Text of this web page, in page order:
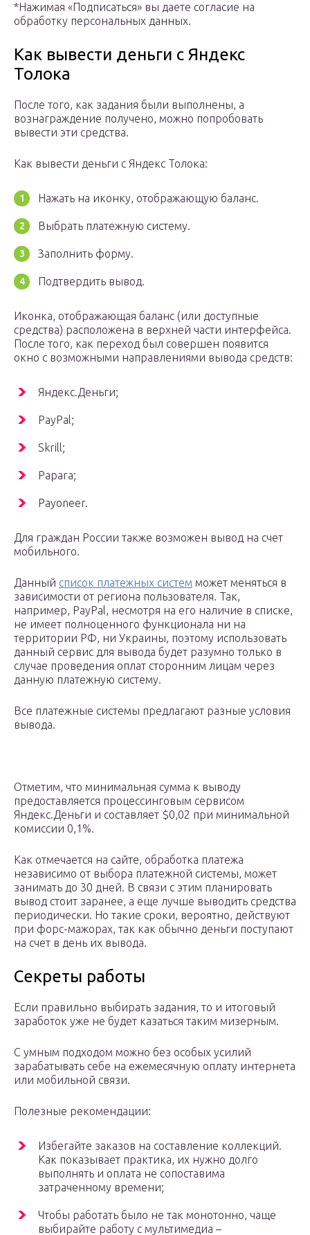
*Нажимая «Подписаться» вы даете согласие на
обработку персональных данных.
Как вывести деньги с Яндекс
Толока
После того, как задания были выполнены, а
вознаграждение получено, можно попробовать
вывести эти средства.
Как вывести деньги с Яндекс Толока:
Нажать на иконку, отображающую баланс.
Выбрать платежную систему.
Заполнить форму.
Подтвердить вывод.
Иконка, отображающая баланс (или доступные
средства) расположена в верхней части интерфейса.
После того, как переход был совершен появится
окно с возможными направлениями вывода средств:
Яндекс.Деньги;
PayPal;
Skrill;
Papara;
Payoneer.
Для граждан России также возможен вывод на счет
мобильного.
Данный список платежных систем может меняться в
зависимости от региона пользователя. Так,
например, PayPal, несмотря на его наличие в списке,
не имеет полноценного функционала ни на
территории РФ, ни Украины, поэтому использовать
данный сервис для вывода будет разумно только в
случае проведения оплат сторонним лицам через
данную платежную систему.
Все платежные системы предлагают разные условия
вывода.
Отметим, что минимальная сумма к выводу
предоставляется процессинговым сервисом
Яндекс.Деньги и составляет $0,02 при минимальной
комиссии 0,1%.
Как отмечается на сайте, обработка платежа
независимо от выбора платежной системы, может
занимать до 30 дней. В связи с этим планировать
вывод стоит заранее, а еще лучше выводить средства
периодически. Но такие сроки, вероятно, действуют
при форс-мажорах, так как обычно деньги поступают
на счет в день их вывода.
Секреты работы
Если правильно выбирать задания, то и итоговый
заработок уже не будет казаться таким мизерным.
С умным подходом можно без особых усилий
зарабатывать себе на ежемесячную оплату интернета
или мобильной связи.
Полезные рекомендации:
Избегайте заказов на составление коллекций.
Как показывает практика, их нужно долго
выполнять и оплата не сопоставима
затраченному времени;
Чтобы работать было не так монотонно, чаще
выбирайте работу с мультимедиа –